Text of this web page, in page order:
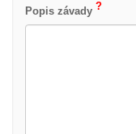
Popis závady ?